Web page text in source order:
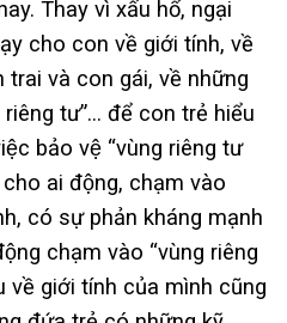
Thay vì xấu hổ, ngại
cho con về giới tính, về
và con gái, về những
tư”… để con trẻ hiểu
bảo vệ “vùng riêng tư
ai động, chạm vào
có sự phản kháng mạnh
chạm vào “vùng riêng
về giới tính của mình cũng